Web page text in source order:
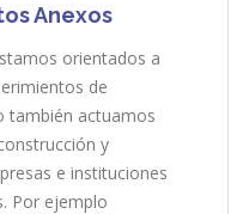
Anexos
orientados a
de
también actuamos
y
e instituciones
Por ejemplo